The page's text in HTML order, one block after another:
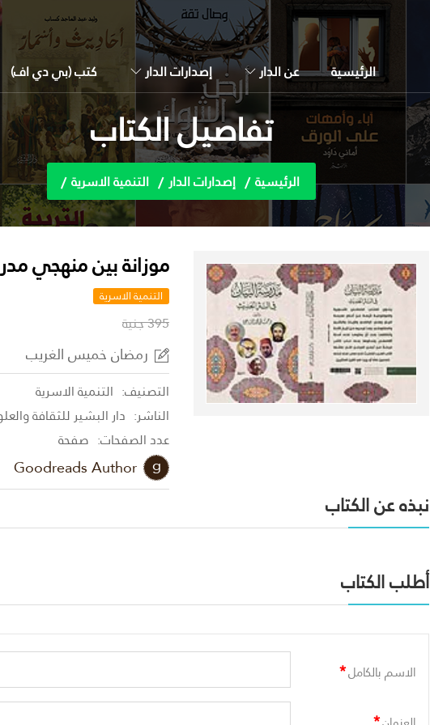
الرئيسية عن الدار إصدارات الدار كتب (بي دي اف)
تفاصيل الكتاب
الرئيسية إصدارات الدار التنمية الاسرية
موزانة بين منهجي
التنمية الاسرية
395 جنية
رمضان خميس الغريب
التصنيف: التنمية الاسرية
الناشر: دار البشير للثقافة
عدد الصفحات: صفحة
Goodreads Author
نبذه عن الكتاب
أطلب الكتاب
الاسم بالكامل*